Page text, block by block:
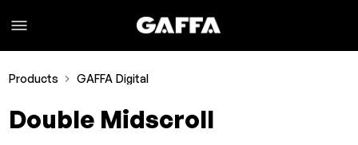
Products GAFFA Digital
Double Midscroll